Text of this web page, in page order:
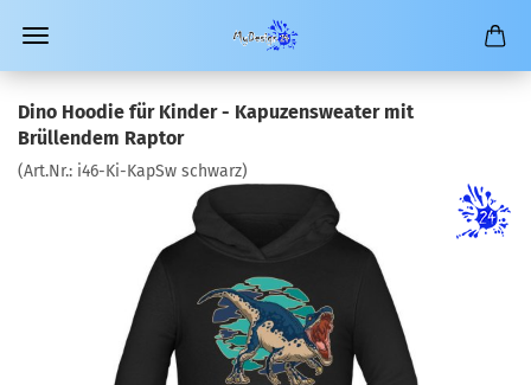
Dino Hoodie für Kinder - Kapuzensweater mit
Brüllendem Raptor
(Art.Nr.: i46-Ki-KapSw schwarz)